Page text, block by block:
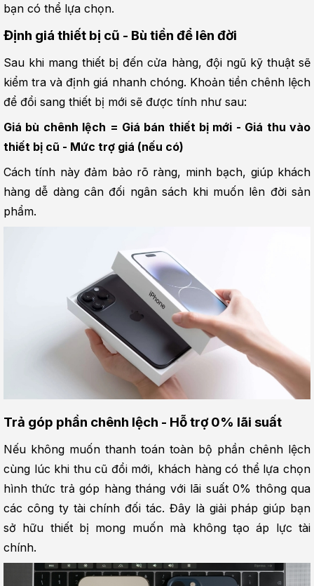
bạn có thể lựa chọn.
Định giá thiết bị cũ - Bù tiền để lên đời
Sau khi mang thiết bị đến cửa hàng, đội ngũ kỹ thuật sẽ
kiểm tra và định giá nhanh chóng. Khoản tiền chênh lệch
để đổi sang thiết bị mới sẽ được tính như sau:
Giá bù chênh lệch = Giá bán thiết bị mới - Giá thu vào
thiết bị cũ - Mức trợ giá (nếu có)
Cách tính này đảm bảo rõ ràng, minh bạch, giúp khách
hàng dễ dàng cân đối ngân sách khi muốn lên đời sản
phẩm.
Trả góp phần chênh lệch - Hỗ trợ 0% lãi suất
Nếu không muốn thanh toán toàn bộ phần chênh lệch
cùng lúc khi thu cũ đổi mới, khách hàng có thể lựa chọn
hình thức trả góp hàng tháng với lãi suất 0% thông qua
các công ty tài chính đối tác. Đây là giải pháp giúp bạn
sở hữu thiết bị mong muốn mà không tạo áp lực tài
chính.